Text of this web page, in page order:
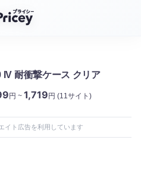
IV 耐衝撃ケース クリア
円 ~ 1,719 円 (11サイト)
イト広告を利用しています